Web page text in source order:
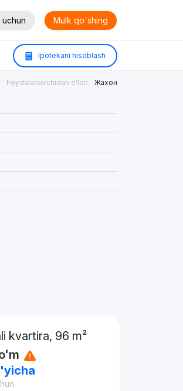
uchun Mulk qo'shing
Ipotekani hisoblash
Foydalanuvchidan e'lon: Жахон
kvartira, 96 m²